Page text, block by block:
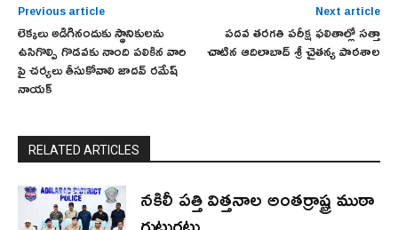
Previous article
లెక్కలు అడిగినందుకు స్థానికులను
ఉసిగొల్పి గొడవకు నాంది పలికిన వారి
పై చర్యలు తీసుకోవాలి జాదవ్ రమేష్
నాయక్
Next article
పదవ తరగతి పరీక్ష ఫలితాల్లో సత్తా
చాటిన ఆదిలాబాద్ శ్రీ చైతన్య పాఠశాల
RELATED ARTICLES
నకిలీ పత్తి విత్తనాల అంతర్రాష్ట్ర ముఠా